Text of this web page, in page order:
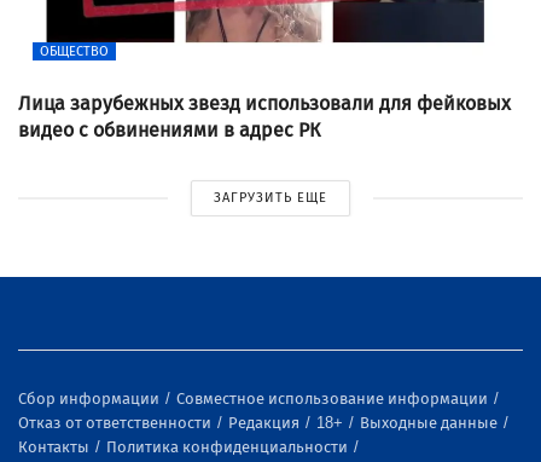
ОБЩЕСТВО
Лица зарубежных звезд использовали для фейковых
видео с обвинениями в адрес РК
ЗАГРУЗИТЬ ЕЩЕ
Сбор информации
Совместное использование информации
Отказ от ответственности
Редакция 18+
Выходные данные
Контакты
Политика конфиденциальности